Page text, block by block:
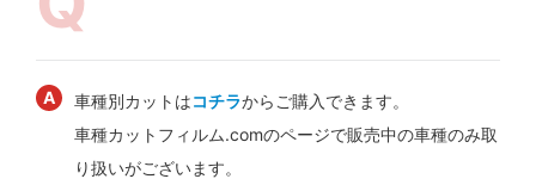
車種別カットはコチラからご購入できます。
車種カットフィルム.comのページで販売中の車種のみ取
り扱いがございます。